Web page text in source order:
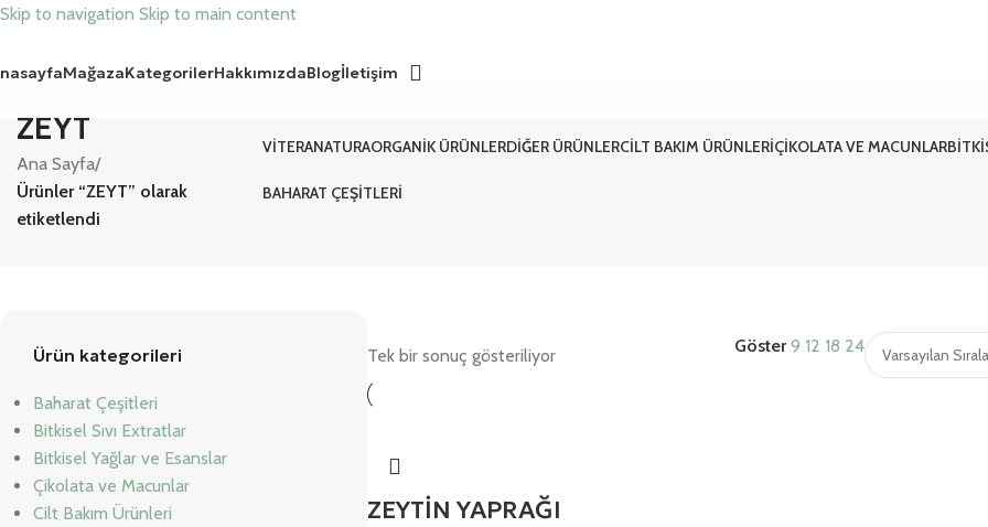
Skip to navigation Skip to main content
MağazaKategorilerHakkımızdaBlogİletişim
ZEYT
Ana Sayfa/
Ürünler “ZEYT” olarak
etiketlendi
VITERANATURAORGANIK ÜRÜNLERDIĞER ÜRÜNLERCILT BAKIM ÜRÜNLERIÇIKOLATA VE MACUNLAR
BAHARAT ÇEŞITLERI
Ürün kategorileri
Baharat Çeşitleri
Bitkisel Sıvı Extratlar
Bitkisel Yağlar ve Esanslar
Çikolata ve Macunlar
Cilt Bakım Ürünleri
Tek bir sonuç gösteriliyor Göster9 12 18 24
ZEYTİN YAPRAĞI